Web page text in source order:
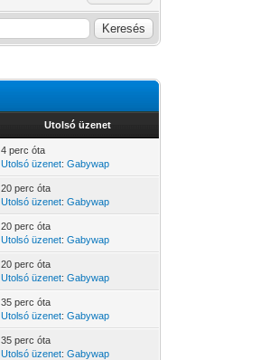
Utolsó üzenet
4 perc óta
Utolsó üzenet:Gabywap
20 perc óta
Utolsó üzenet:Gabywap
20 perc óta
Utolsó üzenet:Gabywap
20 perc óta
Utolsó üzenet:Gabywap
35 perc óta
Utolsó üzenet:Gabywap
35 perc óta
Utolsó üzenet:Gabywap